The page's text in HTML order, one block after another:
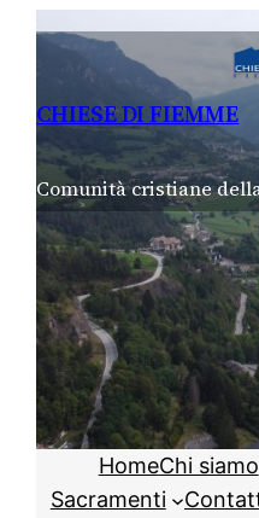
CHIESE DI FIEMME
Comunità cristiane
HomeChi siamo
Sacramenti